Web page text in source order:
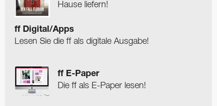
Hause liefern!
ff Digital/Apps
Lesen Sie die ff als digitale Ausgabe!
ff E-Paper
Die ff als E-Paper lesen!